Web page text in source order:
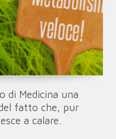
di Medicina una
fatto che, pur
a calare.